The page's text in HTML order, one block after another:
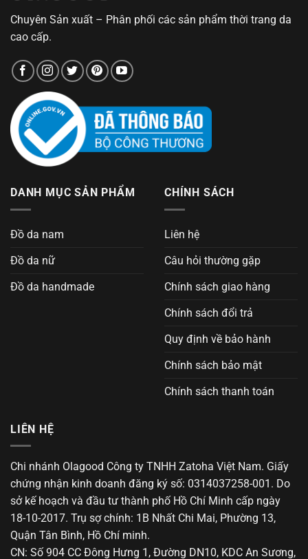
Chuyên Sản xuất – Phân phối các sản phẩm thời trang da
cao cấp.
DANH MỤC SẢN PHẨM
Đồ da nam
Đồ da nữ
Đồ da handmade
CHÍNH SÁCH
Liên hệ
Câu hỏi thường gặp
Chính sách giao hàng
Chính sách đổi trả
Quy định về bảo hành
Chính sách bảo mật
Chính sách thanh toán
LIÊN HỆ
Chi nhánh Olagood Công ty TNHH Zatoha Việt Nam. Giấy
chứng nhận kinh doanh đăng ký số: 0314037258-001. Do
sở kế hoạch và đầu tư thành phố Hồ Chí Minh cấp ngày
18-10-2017. Trụ sợ chính: 1B Nhất Chi Mai, Phường 13,
Quận Tân Bình, Hồ Chí minh.
CN: Số 904 CC Đông Hưng 1, Đường DN10, KDC An Sương,